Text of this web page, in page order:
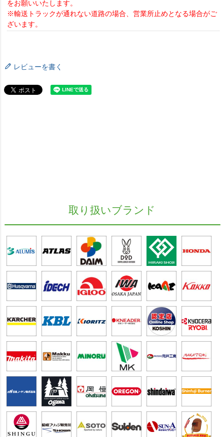
をお願いいたします。
※輸送トラックが通れない道路の場合、営業所止めとなる場合がご
ざいます。
レビューを書く
取り扱いブランド